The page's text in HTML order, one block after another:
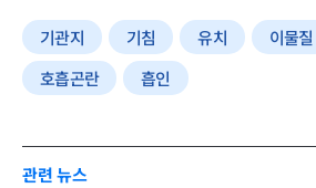
기관지 기침 유치 이물질
호흡곤란
흡인
관련 뉴스